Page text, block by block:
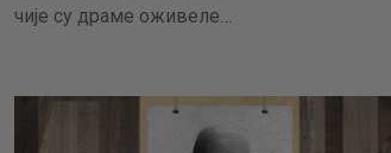
чије су драме оживеле…